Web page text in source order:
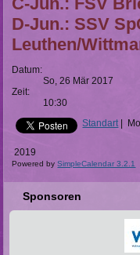
D-Jun.: SSV
Leuthen/
Datum:
So, 26 Mär 2017
Zeit:
10:30
Standart
2019
Powered bySimpleCalendar 3.2.1
Sponsoren